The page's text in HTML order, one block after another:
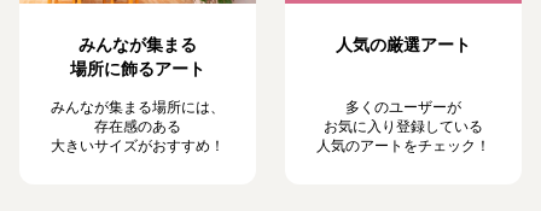
みんなが集まる
場所に飾るアート
みんなが集まる場所には、
存在感のある
大きいサイズがおすすめ！
人気の厳選アート
多くのユーザーが
お気に入り登録している
人気のアートをチェック！